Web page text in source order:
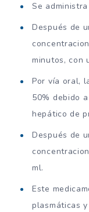
Se
Después de
minutos, con
Por vía oral,
50% debido
hepático de
Después de
ml.
Este
plasmáticas